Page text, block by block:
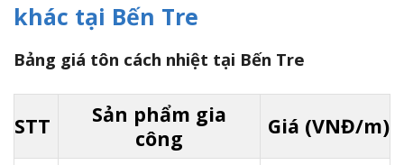
khác tại Bến Tre
Bảng giá tôn cách nhiệt tại Bến Tre
STT
Sản phẩm gia
công
Giá (VNĐ/m)